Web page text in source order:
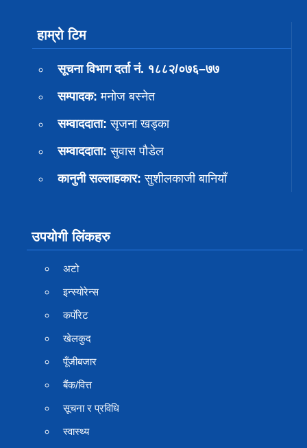
हाम्रो टिम
सूचना विभाग दर्ता नं. १८८२/०७६–७७
सम्पादक: मनोज बस्नेत
सम्वाददाता: सृजना खड्का
सम्वाददाता: सुवास पाैडेल
कानुनी सल्लाहकार: सुशीलकाजी बानियाँ
उपयोगी लिंकहरु
अटो
इन्स्योरेन्स
कर्पाेरेट
खेलकुद
पूँजीबजार
बैंक/वित्त
सूचना र प्रविधि
स्वास्थ्य